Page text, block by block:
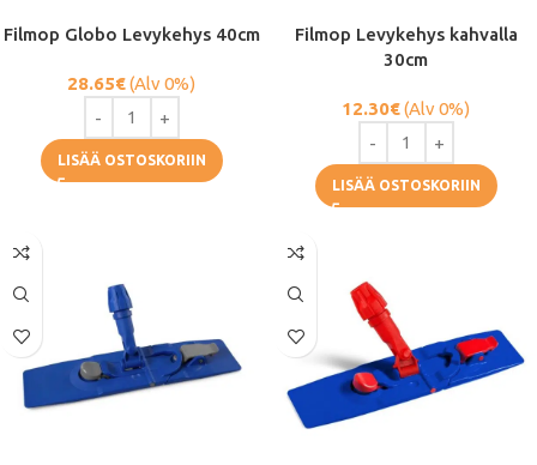
Filmop Globo Levykehys 40cm
28.65€(Alv 0%)
LISÄÄ OSTOSKORIIN
Filmop Levykehys kahvalla
30cm
12.30€(Alv 0%)
LISÄÄ OSTOSKORIIN